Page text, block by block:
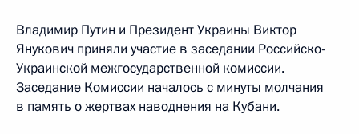
Владимир Путин и Президент Украины Виктор
Янукович приняли участие в заседании Российско-
Украинской межгосударственной комиссии.
Заседание Комиссии началось с минуты молчания
в память о жертвах наводнения на Кубани.